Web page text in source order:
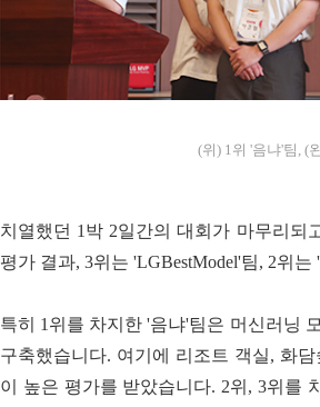
(위) 1위 '음냐'팀, (
치열했던 1박 2일간의 대회가 마무리되
평가 결과, 3위는 'LGBestModel'팀, 2위
특히 1위를 차지한 '음냐'팀은 머신러닝
구축했습니다. 여기에 리조트 객실, 화
이 높은 평가를 받았습니다. 2위, 3위를